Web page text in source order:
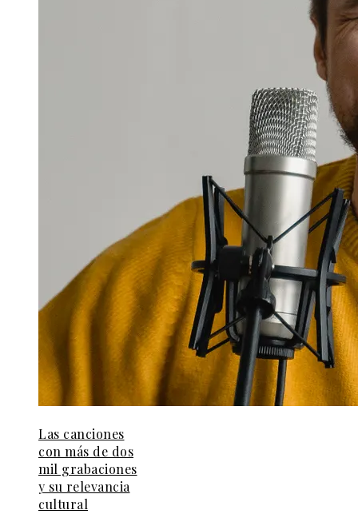
Las canciones
con más de dos
mil grabaciones
y su relevancia
cultural